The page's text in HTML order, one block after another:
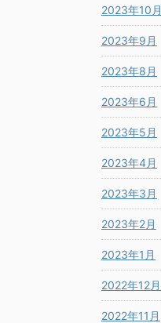
2023年10月
2023年9月
2023年8月
2023年6月
2023年5月
2023年4月
2023年3月
2023年2月
2023年1月
2022年12月
2022年11月